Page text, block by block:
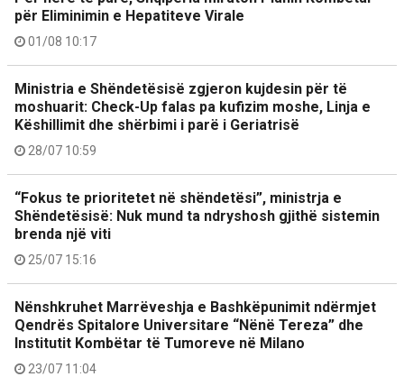
për Eliminimin e Hepatiteve Virale
01/08 10:17
Ministria e Shëndetësisë zgjeron kujdesin për të
moshuarit: Check-Up falas pa kufizim moshe, Linja e
Këshillimit dhe shërbimi i parë i Geriatrisë
28/07 10:59
“Fokus te prioritetet në shëndetësi”, ministrja e
Shëndetësisë: Nuk mund ta ndryshosh gjithë sistemin
brenda një viti
25/07 15:16
Nënshkruhet Marrëveshja e Bashkëpunimit ndërmjet
Qendrës Spitalore Universitare “Nënë Tereza” dhe
Institutit Kombëtar të Tumoreve në Milano
23/07 11:04